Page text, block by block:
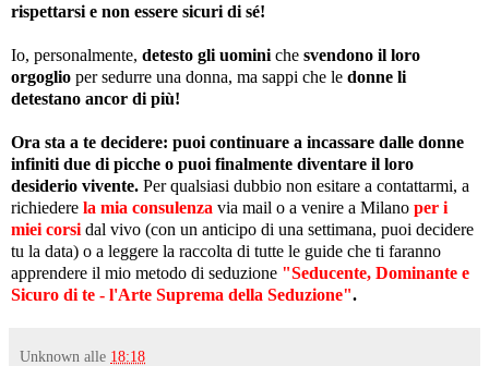
rispettarsi e non essere sicuri di sé!
Io, personalmente, detesto gli uomini che svendono il loro
orgoglio per sedurre una donna, ma sappi che le donne li
detestano ancor di più!
Ora sta a te decidere: puoi continuare a incassare dalle donne
infiniti due di picche o puoi finalmente diventare il loro
desiderio vivente. Per qualsiasi dubbio non esitare a contattarmi, a
richiedere la mia consulenza via mail o a venire a Milano per i
miei corsi dal vivo (con un anticipo di una settimana, puoi decidere
tu la data) o a leggere la raccolta di tutte le guide che ti faranno
apprendere il mio metodo di seduzione "Seducente, Dominante e
Sicuro di te - l'Arte Suprema della Seduzione".
Unknown alle 18:18